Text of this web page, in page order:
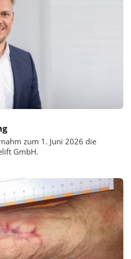
zum 1. Juni 2026 die
GmbH.